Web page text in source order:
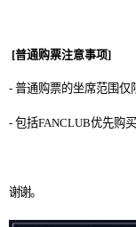
[普通购票注意事项]
- 普通购票的坐席范围仅
- 包括FANCLUB优先购
谢谢。